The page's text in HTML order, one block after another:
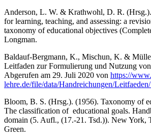
Anderson, L. W. & Krathwohl, D. R.
for learning, teaching, and assessing: a
taxonomy of educational objectives
Longman.
Baldauf-Bergmann, K., Mischun, K. &
Leitfaden zur Formulierung und Nutzung
Abgerufen am 29. Juli 2020 von https://
lehre.de/file/data/Handreichungen/
Bloom, B. S. (Hrsg.). (1956). Taxonomy of
The classification of educational goals.
domain (5. Aufl., (17.-21. Tsd.)). New York,
Green.